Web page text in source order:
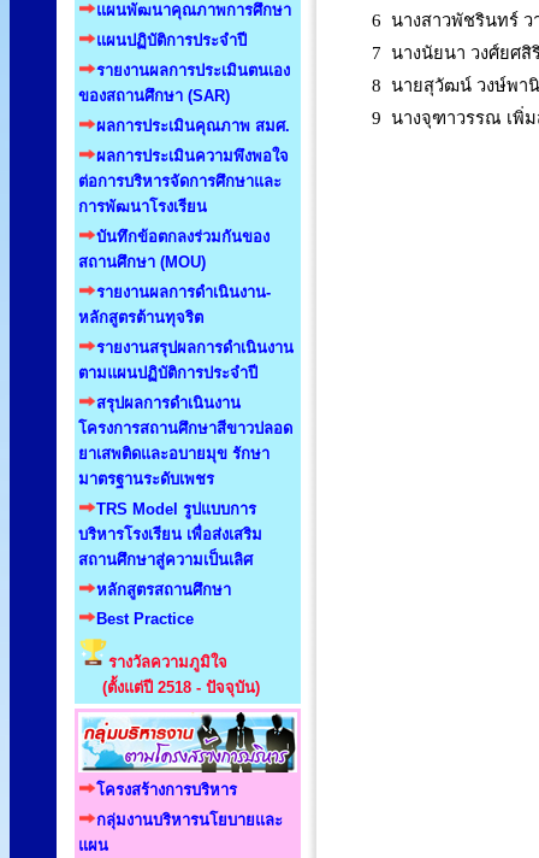
แผนพัฒนาคุณภาพการศึกษา
แผนปฏิบัติการประจำปี
รายงานผลการประเมินตนเอง
ของสถานศึกษา (SAR)
ผลการประเมินคุณภาพ สมศ.
ผลการประเมินความพึงพอใจ
ต่อการบริหารจัดการศึกษาและ
การพัฒนาโรงเรียน
บันทึกข้อตกลงร่วมกันของ
สถานศึกษา (MOU)
รายงานผลการดำเนินงาน-
หลักสูตรต้านทุจริต
รายงานสรุปผลการดำเนินงาน
ตามแผนปฏิบัติการประจำปี
สรุปผลการดำเนินงาน
โครงการสถานศึกษาสีขาวปลอด
ยาเสพติดและอบายมุข รักษา
มาตรฐานระดับเพชร
TRS Model รูปแบบการ
บริหารโรงเรียน เพื่อส่งเสริม
สถานศึกษาสู่ความเป็นเลิศ
หลักสูตรสถานศึกษา
Best Practice
รางวัลความภูมิใจ
(ตั้งแต่ปี 2518 - ปัจจุบัน)
โครงสร้างการบริหาร
กลุ่มงานบริหารนโยบายและ
แผน
6 นางสาวพัชรินทร์ ว
7 นางนัยนา วงศ์ยศสิ
8 นายสุวัฒน์ วงษ์พา
9 นางจุฑาวรรณ เพิ่ม